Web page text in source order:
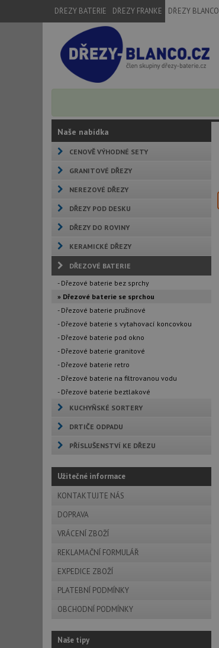
DŘEZY BATERIE DŘEZY FRANKE DŘEZY BLANCO
Naše nabídka
CENOVĚ VÝHODNÉ SETY
GRANITOVÉ DŘEZY
NEREZOVÉ DŘEZY
DŘEZY POD DESKU
DŘEZY DO ROVINY
KERAMICKÉ DŘEZY
DŘEZOVÉ BATERIE
- Dřezové baterie bez sprchy
» Dřezové baterie se sprchou
- Dřezové baterie pružinové
- Dřezové baterie s vytahovací koncovkou
- Dřezové baterie pod okno
- Dřezové baterie granitové
- Dřezové baterie retro
- Dřezové baterie na filtrovanou vodu
- Dřezové baterie beztlakové
KUCHYŇSKÉ SORTERY
DRTIČE ODPADU
PŘÍSLUŠENSTVÍ KE DŘEZU
Užitečné informace
KONTAKTUJTE NÁS
DOPRAVA
VRÁCENÍ ZBOŽÍ
REKLAMAČNÍ FORMULÁŘ
EXPEDICE ZBOŽÍ
PLATEBNÍ PODMÍNKY
OBCHODNÍ PODMÍNKY
Naše tipy